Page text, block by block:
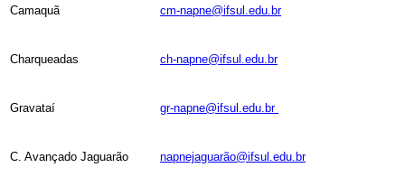
Camaquã cm-napne@ifsul.edu.br
Charqueadas ch-napne@ifsul.edu.br
Gravataí gr-napne@ifsul.edu.br
C. Avançado Jaguarão napnejaguarão@ifsul.edu.br